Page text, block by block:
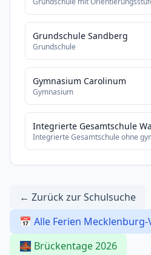
Grundschule Sandberg
Grundschule
Gymnasium Carolinum
Gymnasium
Integrierte Gesamtschule
Integrierte Gesamtschule ohne
← Zurück zur Schulsuche
📅 Alle Ferien
🌉 Brückentage 2026